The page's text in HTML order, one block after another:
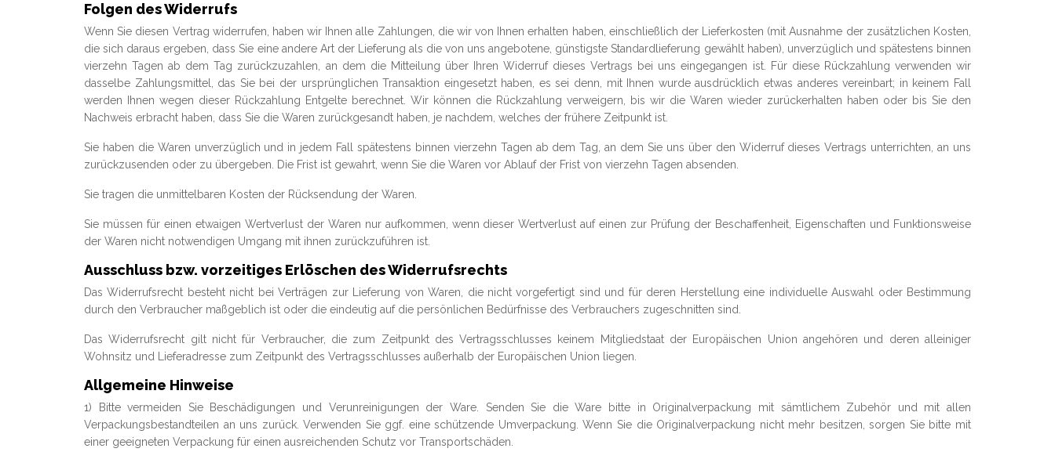
Folgen des Widerrufs
Wenn Sie diesen Vertrag widerrufen, haben wir Ihnen alle Zahlungen, die wir von Ihnen erhalten haben, einschließlich der Lieferkosten (mit Ausnahme der zusätzlichen Kosten,
die sich daraus ergeben, dass Sie eine andere Art der Lieferung als die von uns angebotene, günstigste Standardlieferung gewählt haben), unverzüglich und spätestens binnen
vierzehn Tagen ab dem Tag zurückzuzahlen, an dem die Mitteilung über Ihren Widerruf dieses Vertrags bei uns eingegangen ist. Für diese Rückzahlung verwenden wir
dasselbe Zahlungsmittel, das Sie bei der ursprünglichen Transaktion eingesetzt haben, es sei denn, mit Ihnen wurde ausdrücklich etwas anderes vereinbart; in keinem Fall
werden Ihnen wegen dieser Rückzahlung Entgelte berechnet. Wir können die Rückzahlung verweigern, bis wir die Waren wieder zurückerhalten haben oder bis Sie den
Nachweis erbracht haben, dass Sie die Waren zurückgesandt haben, je nachdem, welches der frühere Zeitpunkt ist.
Sie haben die Waren unverzüglich und in jedem Fall spätestens binnen vierzehn Tagen ab dem Tag, an dem Sie uns über den Widerruf dieses Vertrags unterrichten, an uns
zurückzusenden oder zu übergeben. Die Frist ist gewahrt, wenn Sie die Waren vor Ablauf der Frist von vierzehn Tagen absenden.
Sie tragen die unmittelbaren Kosten der Rücksendung der Waren.
Sie müssen für einen etwaigen Wertverlust der Waren nur aufkommen, wenn dieser Wertverlust auf einen zur Prüfung der Beschaffenheit, Eigenschaften und Funktionsweise
der Waren nicht notwendigen Umgang mit ihnen zurückzuführen ist.
Ausschluss bzw. vorzeitiges Erlöschen des Widerrufsrechts
Das Widerrufsrecht besteht nicht bei Verträgen zur Lieferung von Waren, die nicht vorgefertigt sind und für deren Herstellung eine individuelle Auswahl oder Bestimmung
durch den Verbraucher maßgeblich ist oder die eindeutig auf die persönlichen Bedürfnisse des Verbrauchers zugeschnitten sind.
Das Widerrufsrecht gilt nicht für Verbraucher, die zum Zeitpunkt des Vertragsschlusses keinem Mitgliedstaat der Europäischen Union angehören und deren alleiniger
Wohnsitz und Lieferadresse zum Zeitpunkt des Vertragsschlusses außerhalb der Europäischen Union liegen.
Allgemeine Hinweise
1) Bitte vermeiden Sie Beschädigungen und Verunreinigungen der Ware. Senden Sie die Ware bitte in Originalverpackung mit sämtlichem Zubehör und mit allen
Verpackungsbestandteilen an uns zurück. Verwenden Sie ggf. eine schützende Umverpackung. Wenn Sie die Originalverpackung nicht mehr besitzen, sorgen Sie bitte mit
einer geeigneten Verpackung für einen ausreichenden Schutz vor Transportschäden.